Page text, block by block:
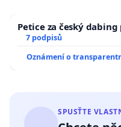
Petice za český
7 podpisů
Oznámení o
SPUSŤTE